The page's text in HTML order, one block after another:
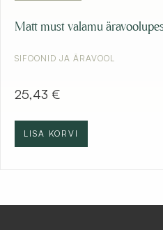
Matt must valamu
SIFOONID JA ÄRAVOOL
25,43 €
LISA KORVI